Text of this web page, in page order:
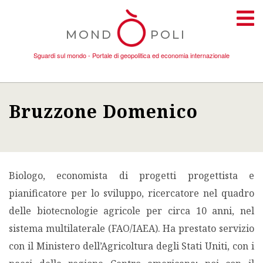
MOND POLI
Sguardi sul mondo - Portale di geopolitica ed economia internazionale
TEMI
CONFLITTI
DONNE
ECONOMIA
Bruzzone Domenico
Biologo, economista di progetti progettista e
pianificatore per lo sviluppo, ricercatore nel quadro
delle biotecnologie agricole per circa 10 anni, nel
sistema multilaterale (FAO/IAEA). Ha prestato servizio
con il Ministero dell’Agricoltura degli Stati Uniti, con i